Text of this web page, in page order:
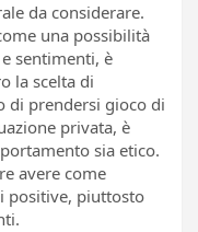
da considerare.
una possibilità
sentimenti, è
la scelta di
di prendersi gioco di
privata, è
sia etico.
avere come
positive, piuttosto